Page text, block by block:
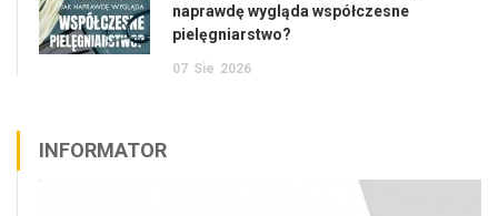
naprawdę wygląda współczesne
pielęgniarstwo?
07 Sie 2026
INFORMATOR